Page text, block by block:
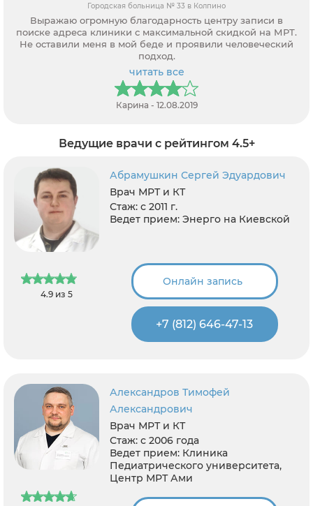
Городская больница № 33 в Колпино
Выражаю огромную благодарность центру записи в
поиске адреса клиники с максимальной скидкой на МРТ.
Не оставили меня в мой беде и проявили человеческий
подход.
читать все
Карина - 12.08.2019
Ведущие врачи с рейтингом 4.5+
4.9 из 5
Абрамушкин Сергей Эдуардович
Врач МРТ и КТ
Стаж: с 2011 г.
Ведет прием: Энерго на Киевской
Онлайн запись
+7 (812) 646-47-13
Александров Тимофей
Александрович
Врач МРТ и КТ
Стаж: с 2006 года
Ведет прием: Клиника
Педиатрического университета,
Центр МРТ Ами